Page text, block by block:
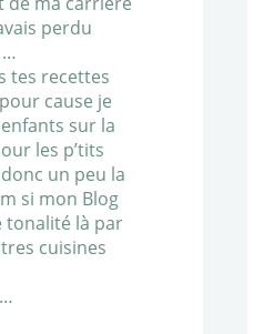
perdu
…
tes recettes
cause je
sur la
les p’tits
un peu la
si mon Blog
tonalité là par
cuisines